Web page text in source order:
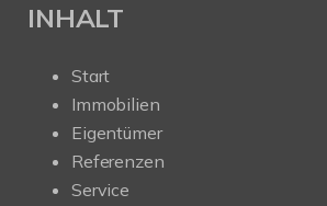
INHALT
Start
Immobilien
Eigentümer
Referenzen
Service